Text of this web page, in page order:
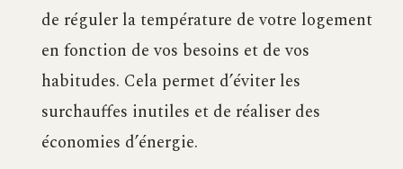
de réguler la température de votre logement
en fonction de vos besoins et de vos
habitudes. Cela permet d’éviter les
surchauffes inutiles et de réaliser des
économies d’énergie.